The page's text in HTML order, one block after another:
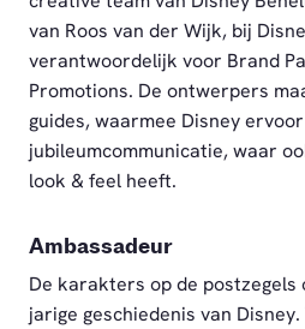
van Roos van der Wijk, bij
verantwoordelijk voor Brand
Promotions. De ontwerpers
guides, waarmee Disney
jubileumcommunicatie, waar
look & feel heeft.
Ambassadeur
De karakters op de postzegels
jarige geschiedenis van